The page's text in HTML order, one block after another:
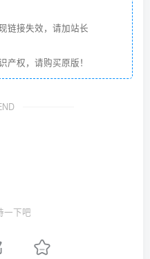
链接失效，请加站长
权，请购买原版！
一下吧